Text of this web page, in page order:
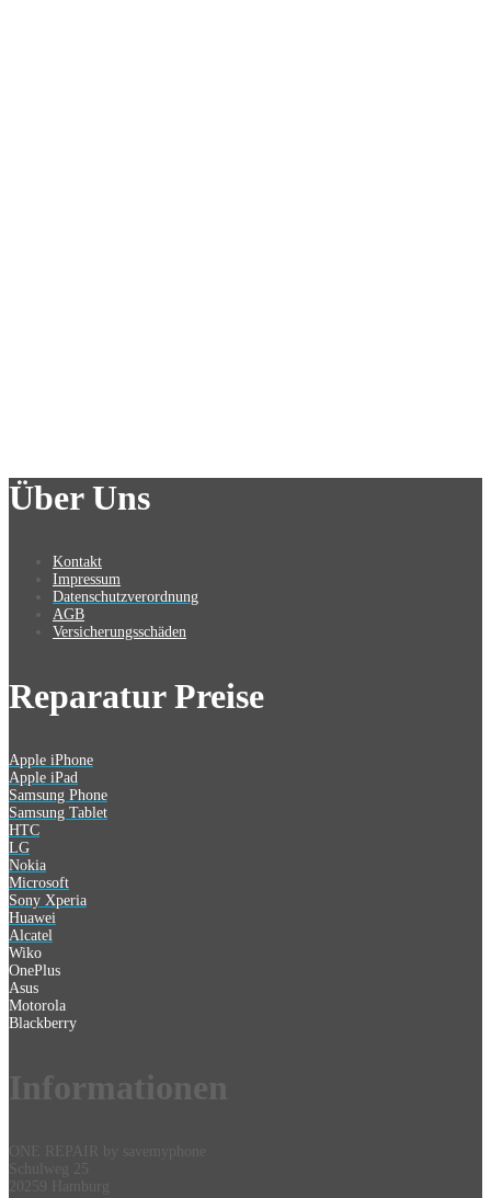
Über Uns
Kontakt
Impressum
Datenschutzverordnung
AGB
Versicherungsschäden
Reparatur Preise
Apple iPhone
Apple iPad
Samsung Phone
Samsung Tablet
HTC
LG
Nokia
Microsoft
Sony Xperia
Huawei
Alcatel
Wiko
OnePlus
Asus
Motorola
Blackberry
Information en
ONE REPAIR by savemyphone
Schulweg 25